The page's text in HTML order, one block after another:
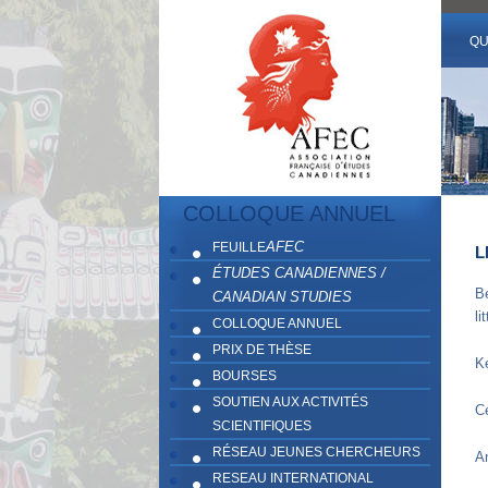
COLLOQUE ANNUEL
FEUILLEAFEC
ÉTUDES CANADIENNES /
CANADIAN STUDIES
COLLOQUE ANNUEL
PRIX DE THÈSE
BOURSES
SOUTIEN AUX ACTIVITÉS
SCIENTIFIQUES
RÉSEAU JEUNES CHERCHEURS
RESEAU INTERNATIONAL